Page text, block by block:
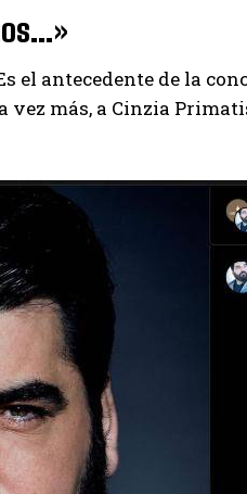
el antecedente de la
más, a Cinzia